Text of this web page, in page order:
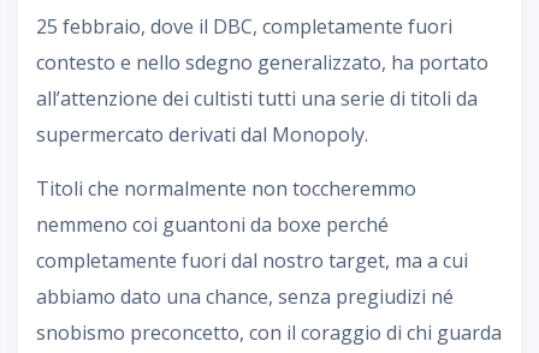
25 febbraio, dove il DBC, completamente fuori
contesto e nello sdegno generalizzato, ha portato
all’attenzione dei cultisti tutti una serie di titoli da
supermercato derivati dal Monopoly.
Titoli che normalmente non toccheremmo
nemmeno coi guantoni da boxe perché
completamente fuori dal nostro target, ma a cui
abbiamo dato una chance, senza pregiudizi né
snobismo preconcetto, con il coraggio di chi guarda